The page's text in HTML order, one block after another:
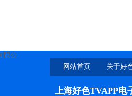
网站首页 关于好
上海好色TVAPP